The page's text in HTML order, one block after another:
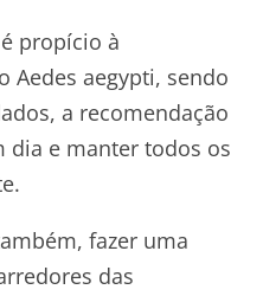
propício à
Aedes aegypti, sendo
a recomendação
dia e manter todos os
fazer uma
das